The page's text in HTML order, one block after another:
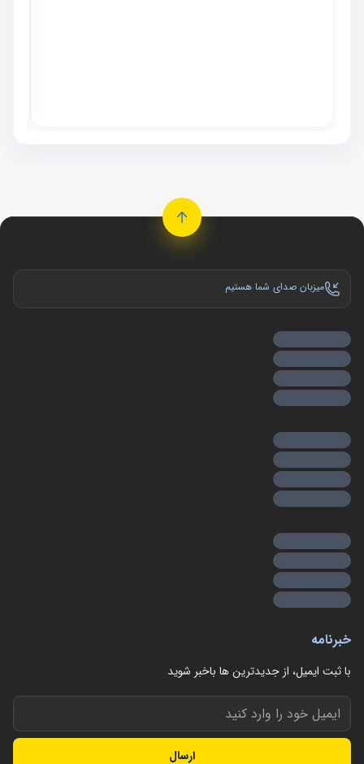
میزبان صدای شما هستیم
خبرنامه
با ثبت ایمیل، از جدید‌ترین ها با‌خبر شوید
ارسال